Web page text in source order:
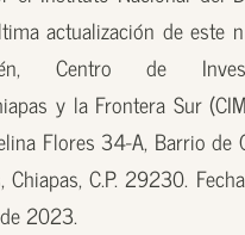
actualización de este
Centro de
y la Frontera Sur
Flores 34-A, Barrio de
C.P. 29230.
2023.